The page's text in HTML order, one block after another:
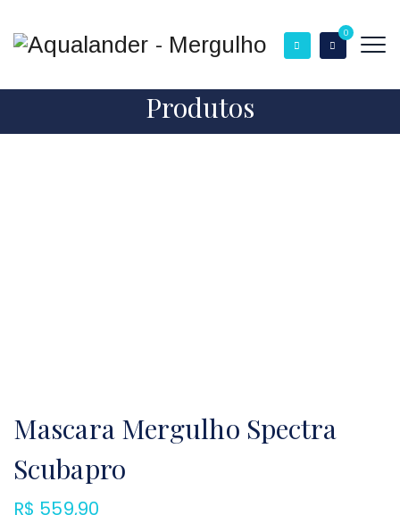
0
Produtos
Mascara Mergulho Spectra
Scubapro
R$ 559,90